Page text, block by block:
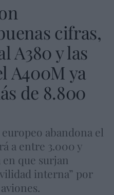
cifras,
A380 y las
A400M ya
de 8.800
abandona el
a entre 3.000 y
en que surjan
interna” por